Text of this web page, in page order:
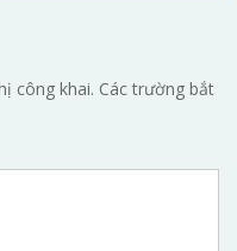
công khai. Các trường bắt